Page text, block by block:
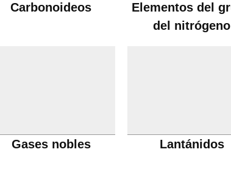
Carbonoideos
Elementos del
del nitrógeno
Gases nobles Lantánidos